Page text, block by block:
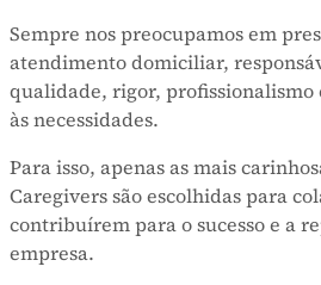
Sempre nos preocupamos em
atendimento domiciliar,
qualidade, rigor, profissionalismo
às necessidades.
Para isso, apenas as mais
Caregivers são escolhidas para
contribuírem para o sucesso e a
empresa.